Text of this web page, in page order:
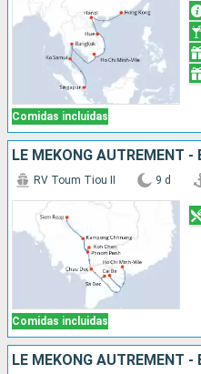
Comidas incluidas
Comidas incluidas
RV Toum Tiou II 9 d